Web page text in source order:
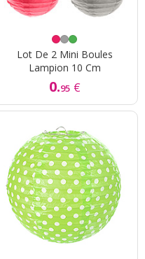
Lot De 2 Mini Boules
Lampion 10 Cm
0.95 €